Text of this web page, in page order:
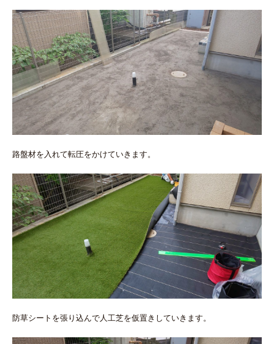
路盤材を入れて転圧をかけていきます。
防草シートを張り込んで人工芝を仮置きしていきます。